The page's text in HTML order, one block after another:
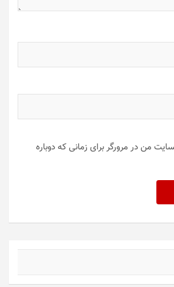
من در مرورگر برای زمانی که دوباره